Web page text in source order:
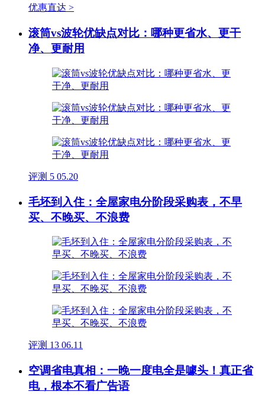
优惠直达 >
滚筒vs波轮优缺点对比：哪种更省水、更干
净、更耐用
评测 5 05.20
毛坯到入住：全屋家电分阶段采购表，不早
买、不晚买、不浪费
评测 13 06.11
空调省电真相：一晚一度电全是噱头！真正省
电，根本不看广告语